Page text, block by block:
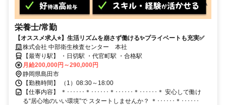
栄養士/常勤
【オススメ求人⭐️】生活リズムを崩さず働ける✨プライベートも充実✅️
株式会社 中部衛生検査センター 本社
【最寄り駅】 ・日切駅 ・代官町駅 ・合格駅
月給200,000円～290,000円
静岡県島田市
【勤務時間】 （1）08:30～18:00
【仕事内容】 ＊･･････＊･･････＊･･････＊･･････＊ 安心して働け
る“居心地のいい環境”で スタートしませんか？ ＊･･････＊･･････